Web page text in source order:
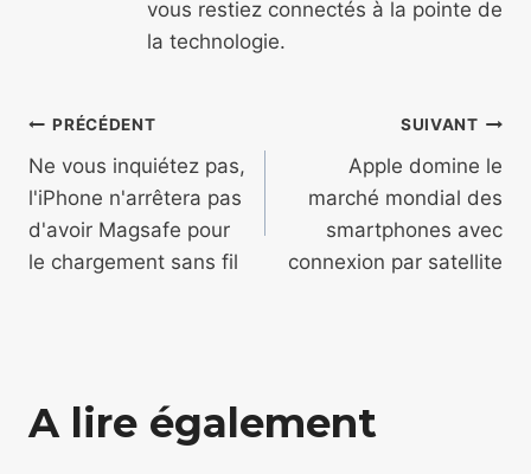
vous restiez connectés à la pointe de
la technologie.
Navigation
de
l’article
PRÉCÉDENT
Ne vous inquiétez pas,
l'iPhone n'arrêtera pas
d'avoir Magsafe pour
le chargement sans fil
SUIVANT
Apple domine le
marché mondial des
smartphones avec
connexion par satellite
A lire également